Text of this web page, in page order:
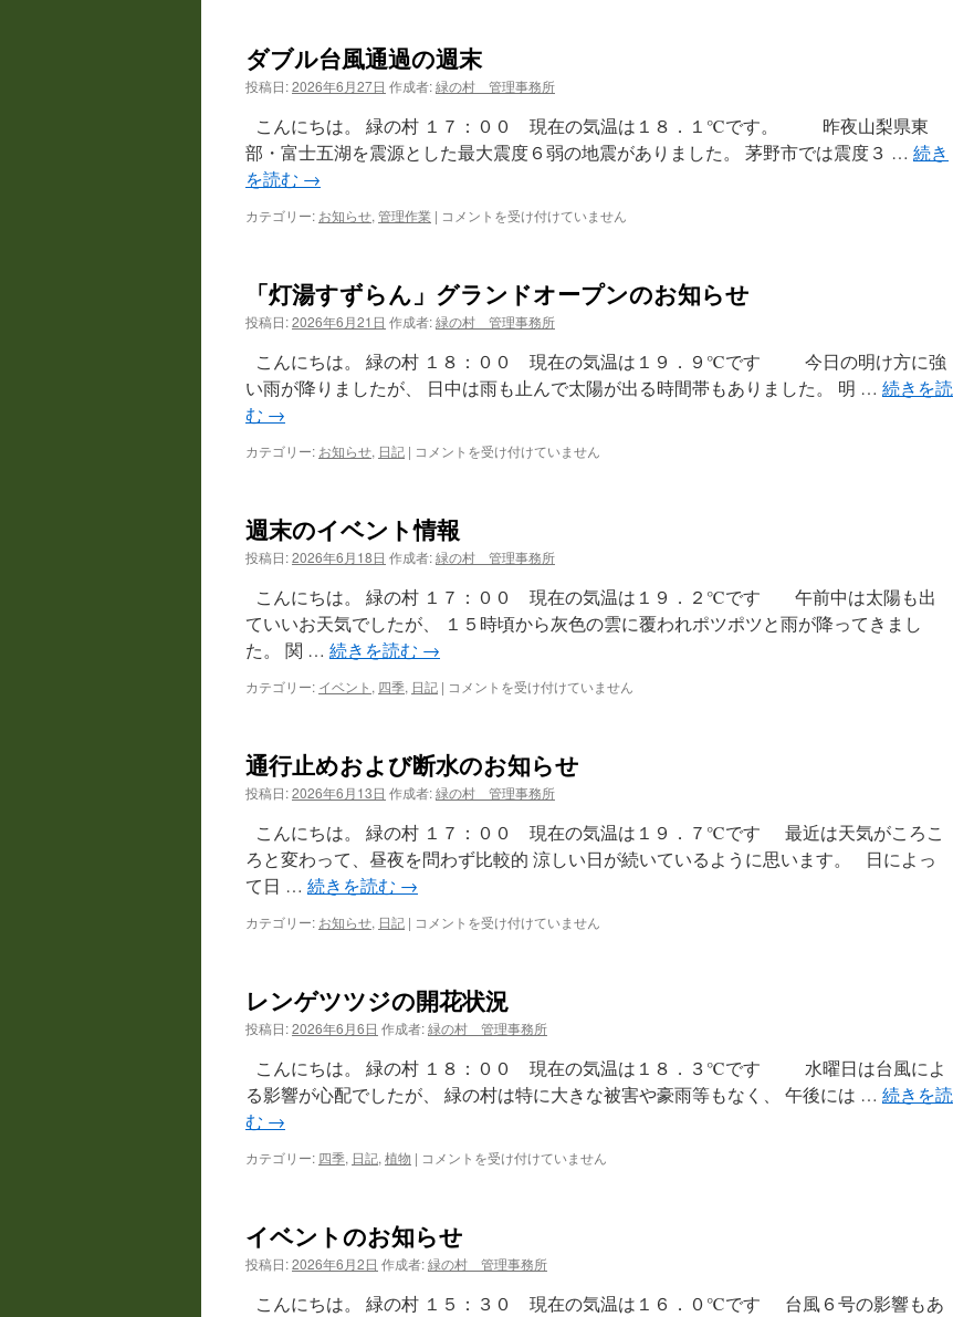
ラ
フ
ト
市
が
開
れ
ダブル台風通過の週末
投稿日:2026年6月27日 作成者:緑の村 管理事務所
こんにちは。 緑の村 １７：００ 現在の気温は１８．１℃です。 昨夜山梨県東
部・富士五湖を震源とした最大震度６弱の地震がありました。 茅野市では震度３ … 続き
を読む →
カテゴリー: お知らせ, 管理作業 | ダ
風
通
過
の
週
末
コメントを受け付けていません
「灯湯すずらん」グランドオープンのお知らせ
投稿日:2026年6月21日 作成者:緑の村 管理事務所
こんにちは。 緑の村 １８：００ 現在の気温は１９．９℃です 今日の明け方に強
い雨が降りましたが、 日中は雨も止んで太陽が出る時間帯もありました。 明 … 続きを読
む →
カテゴリー: お知らせ, 日記 | 「灯
ら
ん」
グ
ラ
ン
ド
オ
プ
お
知
ら
は
コメントを受け付けていません
週末のイベント情報
投稿日:2026年6月18日 作成者:緑の村 管理事務所
こんにちは。 緑の村 １７：００ 現在の気温は１９．２℃です 午前中は太陽も出
ていいお天気でしたが、 １５時頃から灰色の雲に覆われポツポツと雨が降ってきまし
た。 関 … 続きを読む →
カテゴリー: イベント , 四季, 日記 | 週
ベ
ン
ト
情
報
は
コメントを受け付けていません
通行止めおよび断水のお知らせ
投稿日:2026年6月13日 作成者:緑の村 管理事務所
こんにちは。 緑の村 １７：００ 現在の気温は１９．７℃です 最近は天気がころこ
ろと変わって、昼夜を問わず比較的 涼しい日が続いているように思います。 日によっ
て日 … 続きを読む →
カテゴリー: お知らせ, 日記 | 通
お
よ
び
断
水
の
ら
コメントを受け付けていません
レンゲツツジの開花状況
投稿日:2026年6月6日 作成者:緑の村 管理事務所
こんにちは。 緑の村 １８：００ 現在の気温は１８．３℃です 水曜日は台風によ
る影響が心配でしたが、 緑の村は特に大きな被害や豪雨等もなく、 午後には … 続きを読
む →
カテゴリー: 四季, 日記, 植物 | レ
ツ
ジ
の
開
コメントを受け付けていません
イベントのお知らせ
投稿日:2026年6月2日 作成者:緑の村 管理事務所
こんにちは。 緑の村 １５：３０ 現在の気温は１６．０℃です 台風６号の影響もあ